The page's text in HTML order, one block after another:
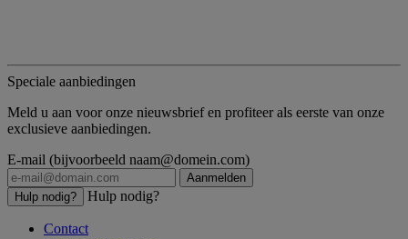
Speciale aanbiedingen
Meld u aan voor onze nieuwsbrief en profiteer als eerste van onze
exclusieve aanbiedingen.
E-mail (bijvoorbeeld naam@domein.com)
Aanmelden
Hulp nodig?
Hulp nodig?
Contact